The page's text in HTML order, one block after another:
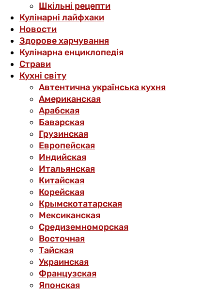
Шкільні рецепти
Кулінарні лайфхаки
Новости
Здорове харчування
Кулінарна енциклопедія
Страви
Кухні світу
Автентична українська кухня
Американская
Арабская
Баварская
Грузинская
Европейская
Индийская
Итальянская
Китайская
Корейская
Крымскотатарская
Мексиканская
Средиземноморская
Восточная
Тайская
Украинская
Французская
Японская